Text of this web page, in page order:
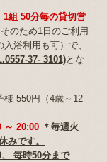
1組 50分毎の貸切営
そのため1日のご利用
浴利用も可）で、
37- 3101)とな
550円（4歳～12
～ 20:00 ＊毎週火
みです。
毎時50分まで